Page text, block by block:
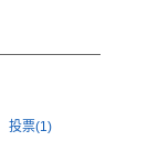
投票(1)